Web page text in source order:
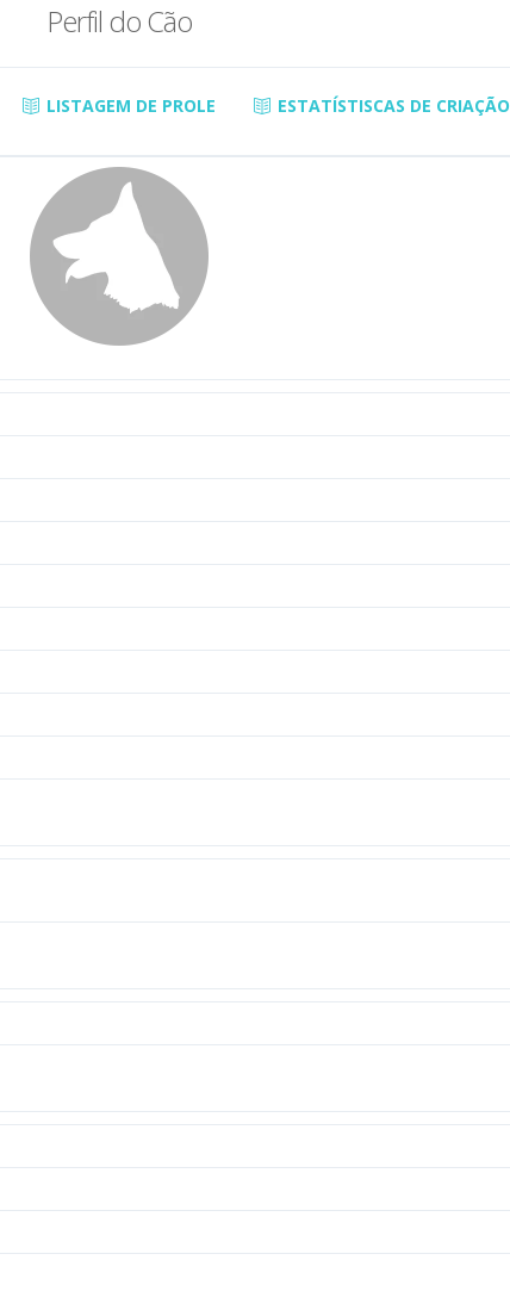
Perfil do Cão
LISTAGEM DE PROLE ESTATÍSTISCAS DE CRIAÇÃO